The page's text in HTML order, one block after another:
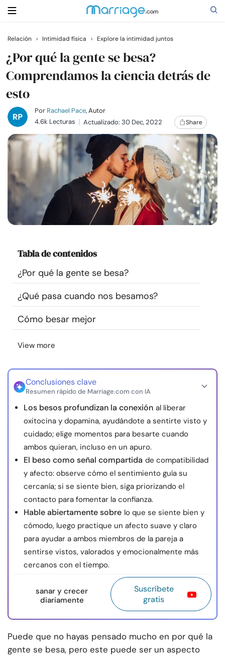
Buscar
Casarse
Relaciones
Familia
Ayuda
Cursos
Comunidad
Encuentra un terapeuta
Idioma
© Copyright 2026. Todos los derechos reservados.
Relación › Intimidad física › Explore la intimidad juntos
¿Por qué la gente se besa?
Comprendamos la ciencia detrás de
esto
Por Rachael Pace, Autor
4.6k Lecturas
Actualizado: 30 Dec, 2022 Share
Tabla de contenidos
¿Por qué la gente se besa?
¿Qué pasa cuando nos besamos?
Cómo besar mejor
View more
Conclusiones clave
Resumen rápido de Marriage.com con IA
Los besos profundizan la conexión al liberar
oxitocina y dopamina, ayudándote a sentirte visto y
cuidado; elige momentos para besarte cuando
ambos quieran, incluso en un apuro.
El beso como señal compartida de compatibilidad
y afecto: observe cómo el sentimiento guía su
cercanía; si se siente bien, siga priorizando el
contacto para fomentar la confianza.
Hable abiertamente sobre lo que se siente bien y
cómodo, luego practique un afecto suave y claro
para ayudar a ambos miembros de la pareja a
sentirse vistos, valorados y emocionalmente más
cercanos con el tiempo.
sanar y crecer
diariamente
Suscríbete
gratis
Puede que no hayas pensado mucho en por qué la
gente se besa, pero este puede ser un aspecto